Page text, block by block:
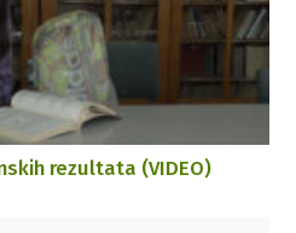
rezultata (VIDEO)